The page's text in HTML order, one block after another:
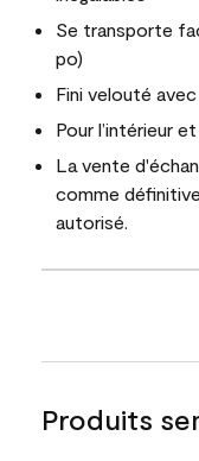
Se transporte
po)
Fini velouté
Pour l’intérieur
La vente
comme
autorisé.
Produits